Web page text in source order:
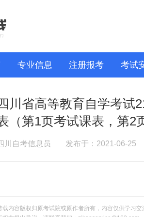
专业信息 注册报考 考试
川省高等教育自学考试
（第1页考试课表，第2
川自考信息员 发布于：2021-06-25
载内容版权归原考试院或原作者所有，内容仅供学习